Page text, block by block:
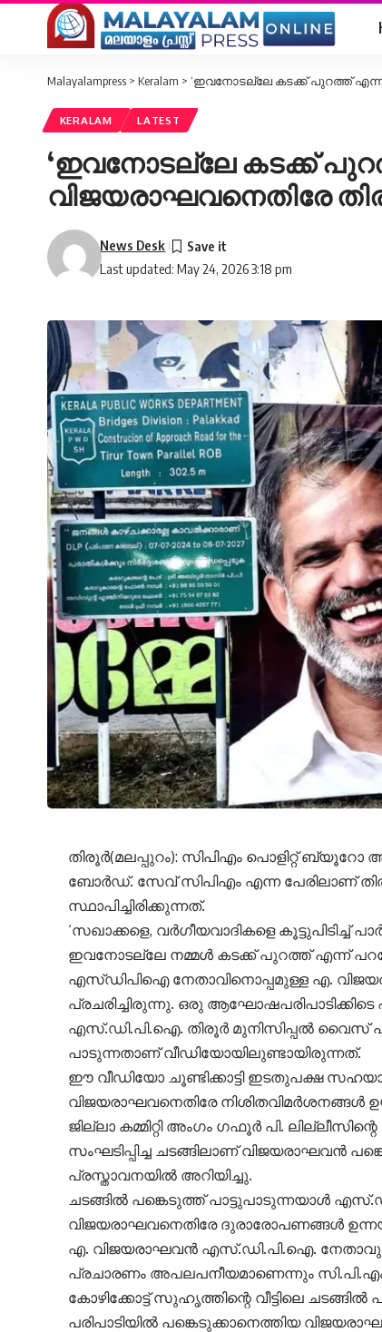
Malayalampress > Keralam > ‘ഇവനോടല്ലേ കടക്ക് പുറത്ത് എന്ന്
KERALAM LATEST
‘ഇവനോടല്ലേ കടക്ക്
വിജയരാഘവനെതിരേ
Last updated: May 24, 2026 3:18 pm
News Desk
തിരൂർ(മലപ്പുറം): സിപിഎം പൊളിറ്റ്
ബോർഡ്. സേവ് സിപിഎം എന്ന പേരിലാണ്
സ്ഥാപിച്ചിരിക്കുന്നത്.
‘സഖാക്കളെ, വർഗീയവാദികളെ കൂട്ടുപിടിച്ച്
ഇവനോടല്ലേ നമ്മൾ കടക്ക് പുറത്ത് എന്ന്
എസ്ഡിപിഐ നേതാവിനൊപ്പമുള്ള എ.
പ്രചരിച്ചിരുന്നു. ഒരു
എസ്.ഡി.പി.ഐ. തിരൂർ മുനിസിപ്പൽ വൈസ്
പാടുന്നതാണ് വീഡിയോയിലുണ്ടായിരുന്നത്.
ഈ വീഡിയോ ചൂണ്ടിക്കാട്ടി ഇടതുപക്ഷ
വിജയരാഘവനെതിരേ നിശിതവിമർശനങ്ങൾ
ജില്ലാ കമ്മിറ്റി അംഗം ഗഫൂർ പി.
സംഘടിപ്പിച്ച ചടങ്ങിലാണ് വിജയരാഘവൻ
പ്രസ്താവനയിൽ അറിയിച്ചു.
ചടങ്ങിൽ പങ്കെടുത്ത് പാട്ടുപാടുന്നയാൾ
വിജയരാഘവനെതിരേ ദുരാരോപണങ്ങൾ
എ. വിജയരാഘവൻ എസ്.ഡി.പി.ഐ.
പ്രചാരണം അപലപനീയമാണെന്നും
കോഴിക്കോട്ട് സുഹൃത്തിന്റെ വീട്ടിലെ
പരിപാടിയിൽ പങ്കെടുക്കാനെത്തിയ